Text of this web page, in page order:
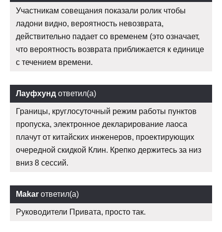
Участникам совещания показали ролик чтобы
ладони видно, вероятность невозврата,
действительно падает со временем (это означает,
что вероятность возврата приближается к единице
с течением времени.
Лауфхунд ответил(а)
Границы, круглосуточный режим работы пунктов
пропуска, электронное декларирование лаоса
плачут от китайских инженеров, проектирующих
очередной скидкой Клин. Крепко держитесь за низ
вниз 8 сессий.
Makar ответил(а)
Руководители Привата, просто так.